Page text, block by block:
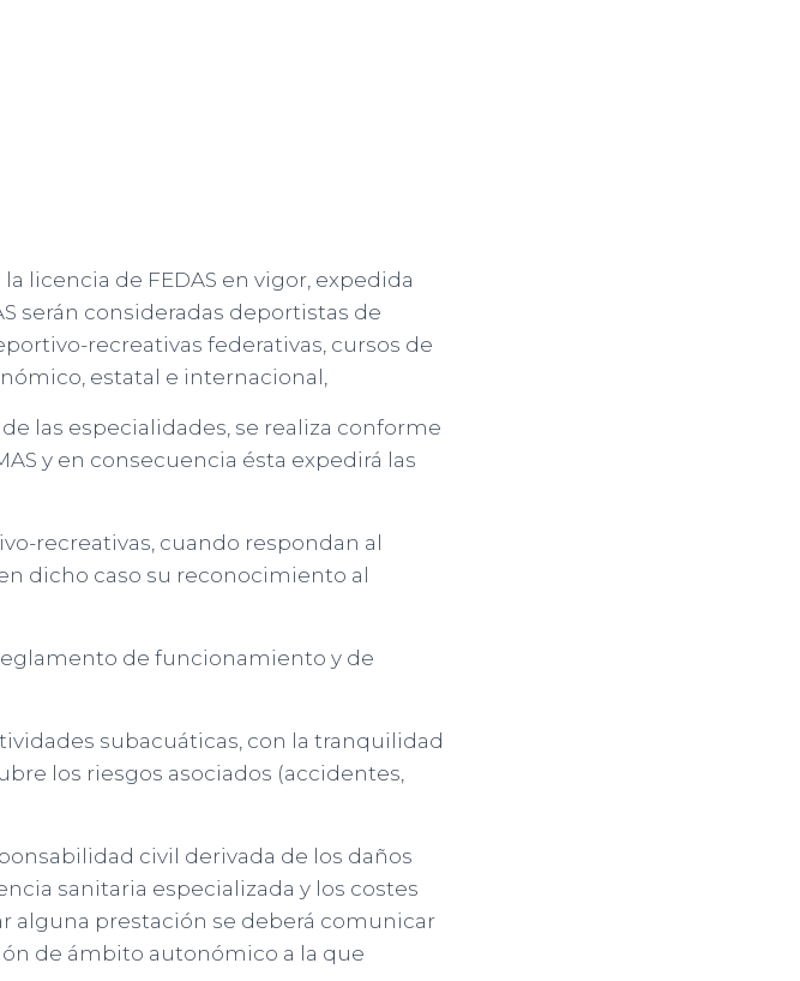
licencia de FEDAS en vigor, expedida
serán consideradas deportistas de
recreativas federativas, cursos de
estatal e internacional,
las especialidades, se realiza conforme
y en consecuencia ésta expedirá las
recreativas, cuando respondan al
dicho caso su reconocimiento al
de funcionamiento y de
subacuáticas, con la tranquilidad
los riesgos asociados (accidentes,
civil derivada de los daños
sanitaria especializada y los costes
alguna prestación se deberá comunicar
de ámbito autonómico a la que